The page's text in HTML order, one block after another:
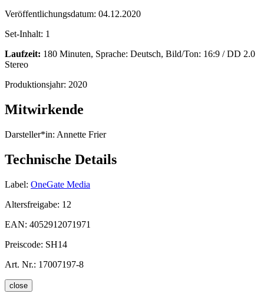
Veröffentlichungsdatum: 04.12.2020
Set-Inhalt: 1
Laufzeit: 180 Minuten, Sprache: Deutsch, Bild/Ton: 16:9 / DD 2.0
Stereo
Produktionsjahr: 2020
Mitwirkende
Darsteller*in: Annette Frier
Technische Details
Label: OneGate Media
Altersfreigabe: 12
EAN: 4052912071971
Preiscode: SH14
Art. Nr.: 17007197-8
close